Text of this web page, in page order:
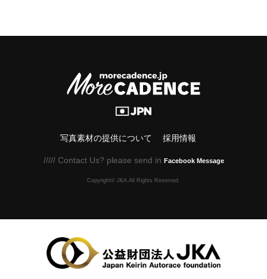
写真素材の提供について 採用情報
///// Contact Us? please send in Facebook Message
Copyright© JKA.All Rights Reserved.